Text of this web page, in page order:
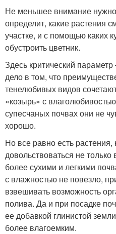
Не меньшее внимание нужно
определит, какие растения
участке, и с помощью каких
обустроить цветник.
Здесь критический
дело в том, что
тенелюбивых видов
«козырь» с
супесчаных почвах они не
хорошо.
Но все равно есть растения,
довольствоваться не
более сухими и легкими
с влажностью не повезло,
взвешивать возможность
полива. Да и при посадке
ее добавкой глинистой
более влагоемким.